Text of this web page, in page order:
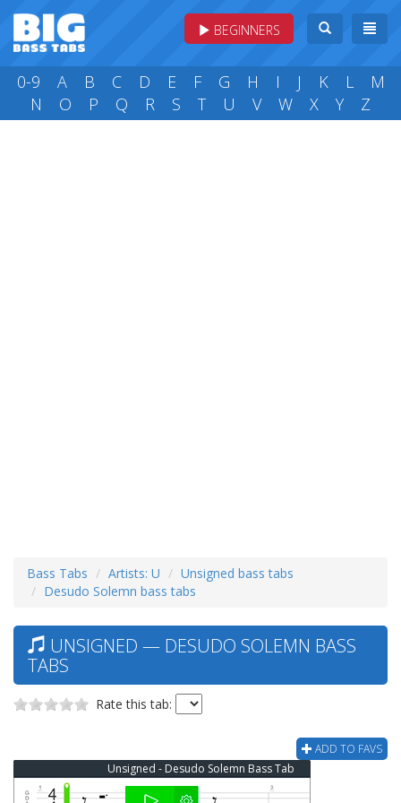
BEGINNERS
0-9 A B C D E F G H I J K L
M
N
O P Q R S T U V W X Y Z
Bass Tabs Artists: U
Unsigned bass tabs
Desudo Solemn bass tabs
UNSIGNED — DESUDO SOLEMN BASS
TABS
Rate this tab:
ADD TO FAVS
Unsigned - Desudo Solemn Bass Tab